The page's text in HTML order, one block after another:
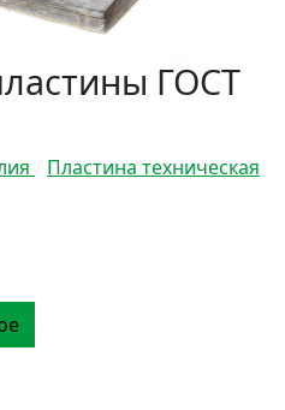
ГОСТ
Пластина техническая